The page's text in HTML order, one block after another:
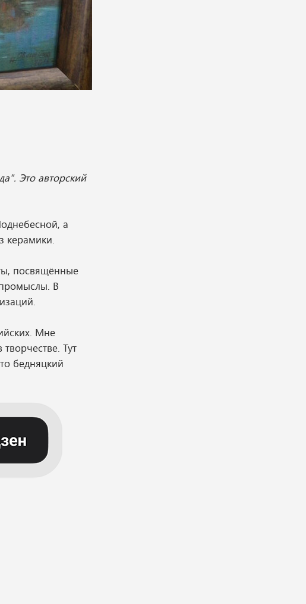
Это авторский
а
керамики.
посвящённые
В
Мне
Тут
бедняцкий